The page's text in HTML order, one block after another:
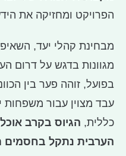
הפרויקט ומחזיקה את
מבחינת קהלי יעד,
מגוונות בדגש על דרום
בפועל, זוהה פער בין
עבד מצוין עבור משפחות
כללית, הגיוס בקרב
הערבית נתקל בחסמים